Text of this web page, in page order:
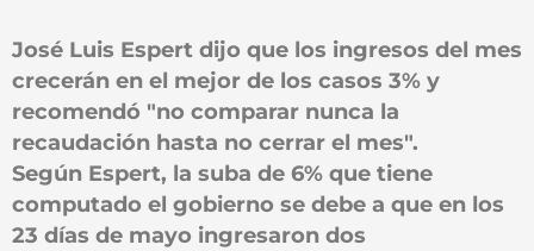
José Luis Espert dijo que los ingresos del mes
crecerán en el mejor de los casos 3% y
recomendó "no comparar nunca la
recaudación hasta no cerrar el mes".
Según Espert, la suba de 6% que tiene
computado el gobierno se debe a que en los
23 días de mayo ingresaron dos